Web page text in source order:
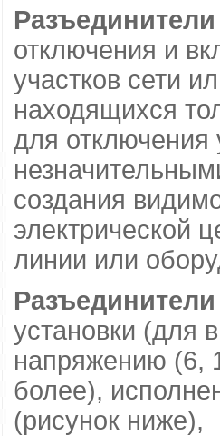
Разъединители
отключения и
участков сети
находящихся
для отключения
создания
электрической
линии или
Разъединители
установки (для
напряжению (6,
более),
(рисунок ниже),